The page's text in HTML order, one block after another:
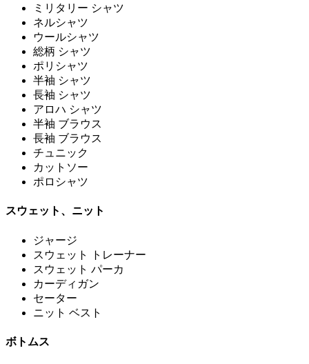
ミリタリー シャツ
ネルシャツ
ウールシャツ
総柄 シャツ
ポリシャツ
半袖 シャツ
長袖 シャツ
アロハ シャツ
半袖 ブラウス
長袖 ブラウス
チュニック
カットソー
ポロシャツ
スウェット、ニット
ジャージ
スウェット トレーナー
スウェット パーカ
カーディガン
セーター
ニット ベスト
ボトムス